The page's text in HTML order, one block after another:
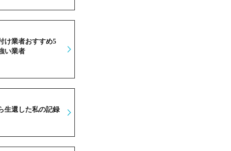
け業者おすすめ5
い業者
生還した私の記録